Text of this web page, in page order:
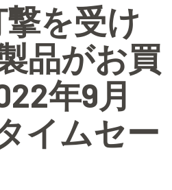
を受け
品がお買
年9月
イムセー